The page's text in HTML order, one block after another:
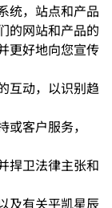
统，站点和产品
的网站和产品的
更好地向您宣传
互动，以识别趋
客户服务，
捍卫法律主张和
及有关平凯星辰